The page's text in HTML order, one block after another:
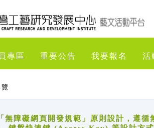
專區 重要公告 我要報名 活
無障礙網頁開發規範」原則設計，遵